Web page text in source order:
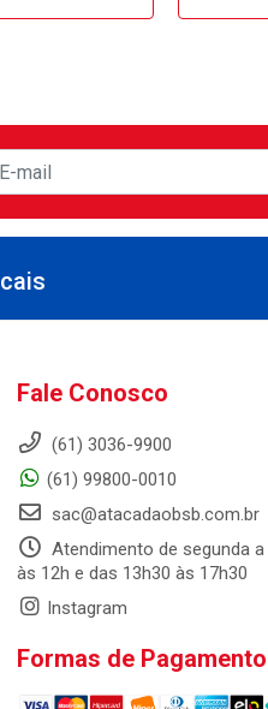
Fale Conosco
(61) 3036-9900
(61) 99800-0010
sac@atacadaobsb.com.br
Atendimento de segunda
às 12h e das 13h30 às 17h30
Instagram
Formas de Pagamento